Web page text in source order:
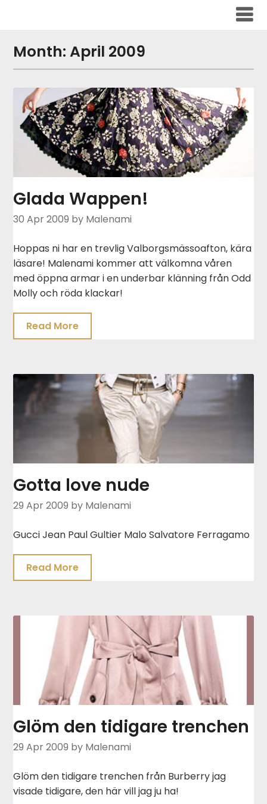
Month:April 2009
Glada Wappen!
30 Apr 2009 by Malenami
Hoppas ni har en trevlig Valborgsmässoafton, kära
läsare! Malenami kommer att välkomna våren
med öppna armar i en underbar klänning från Odd
Molly och röda klackar!
Read More
Gotta love nude
29 Apr 2009 by Malenami
Gucci Jean Paul Gultier Malo Salvatore Ferragamo
Read More
Glöm den tidigare trenchen
29 Apr 2009 by Malenami
Glöm den tidigare trenchen från Burberry jag
visade tidigare, den här vill jag ju ha!